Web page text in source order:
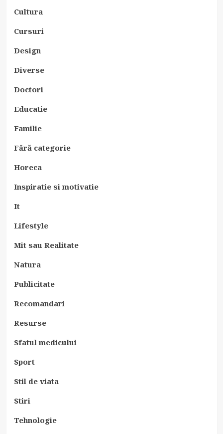
Cultura
Cursuri
Design
Diverse
Doctori
Educatie
Familie
Fără categorie
Horeca
Inspiratie si motivatie
It
Lifestyle
Mit sau Realitate
Natura
Publicitate
Recomandari
Resurse
Sfatul medicului
Sport
Stil de viata
Stiri
Tehnologie